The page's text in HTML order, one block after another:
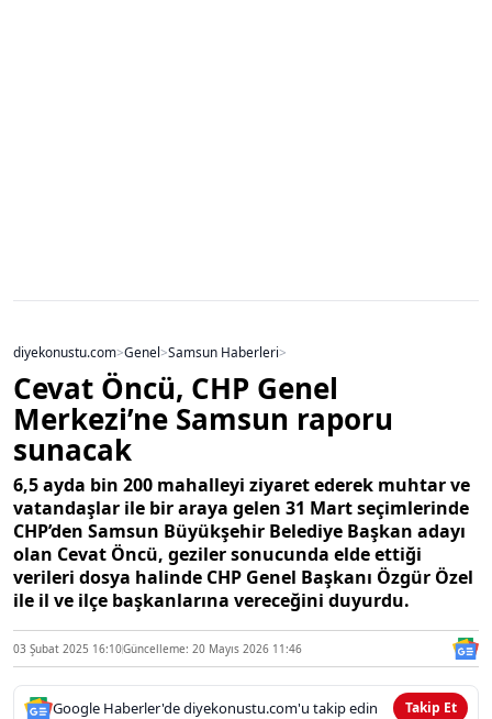
diyekonustu.com>Genel>Samsun Haberleri>
Cevat Öncü, CHP Genel
Merkezi’ne Samsun raporu
sunacak
6,5 ayda bin 200 mahalleyi ziyaret ederek muhtar ve
vatandaşlar ile bir araya gelen 31 Mart seçimlerinde
CHP’den Samsun Büyükşehir Belediye Başkan adayı
olan Cevat Öncü, geziler sonucunda elde ettiği
verileri dosya halinde CHP Genel Başkanı Özgür Özel
ile il ve ilçe başkanlarına vereceğini duyurdu.
03 Şubat 2025 16:10Güncelleme: 20 Mayıs 2026 11:46
Google Haberler'de diyekonustu.com'u takip edin Takip Et